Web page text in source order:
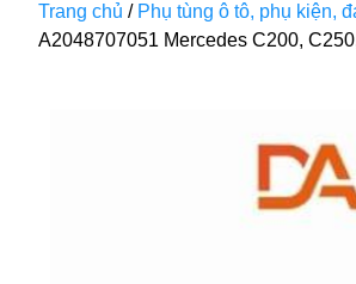
Trang chủ / Phụ tùng ô tô, phụ kiện,
A2048707051 Mercedes C200,